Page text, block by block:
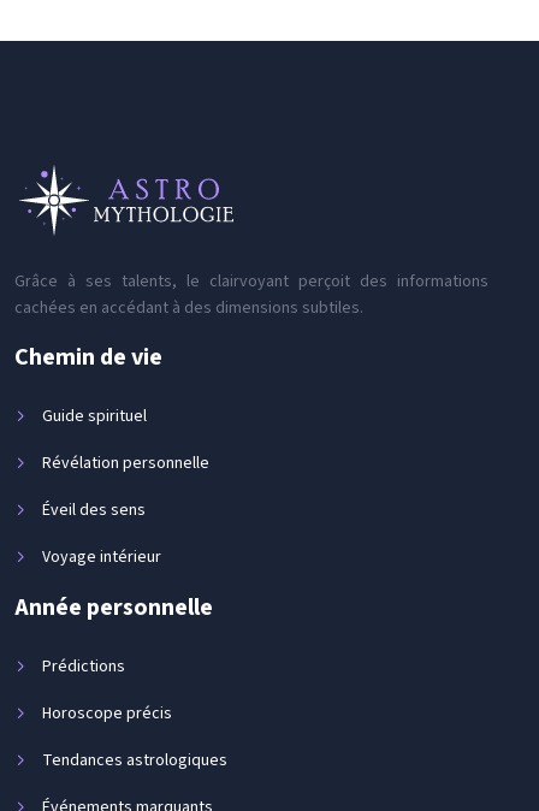
Grâce à ses talents, le clairvoyant perçoit des informations
cachées en accédant à des dimensions subtiles.
Chemin de vie
Guide spirituel
Révélation personnelle
Éveil des sens
Voyage intérieur
Année personnelle
Prédictions
Horoscope précis
Tendances astrologiques